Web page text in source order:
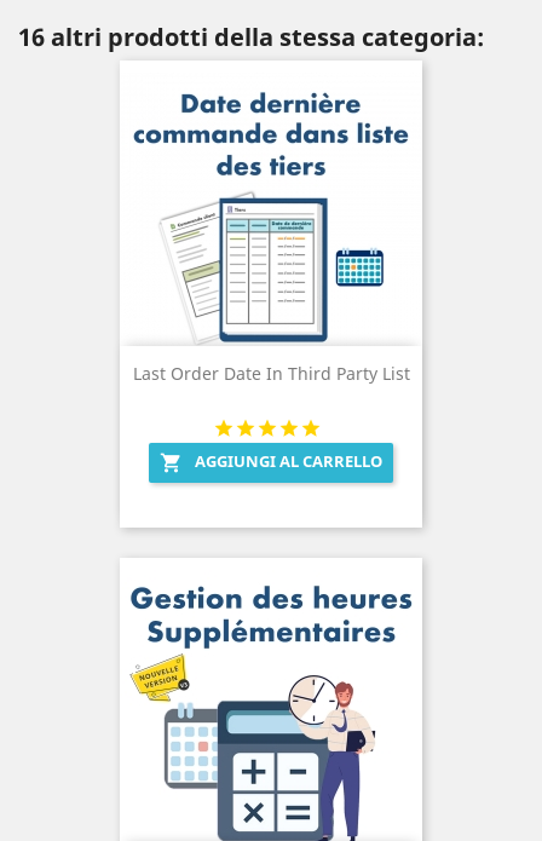
16 altri prodotti della stessa categoria:
Last Order Date In Third Party List
 AGGIUNGI AL CARRELLO